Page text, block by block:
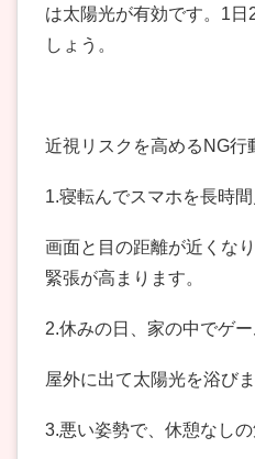
は太陽光が有効です。1日
しょう。
近視リスクを高めるNG行
1.寝転んでスマホを長時
画面と目の距離が近くな
緊張が高まります。
2.休みの日、家の中でゲ
屋外に出て太陽光を浴び
3.悪い姿勢で、休憩なしの